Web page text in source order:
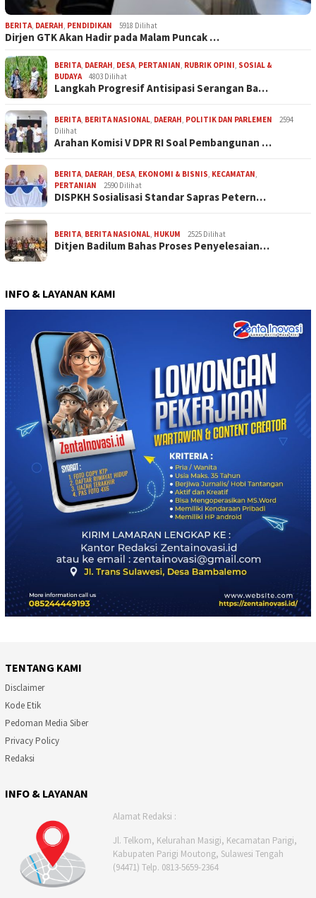
BERITA DAERAH PENDIDIKAN 5918 Dilihat
Dirjen GTK Akan Hadir pada Malam Puncak …
BERITA DAERAH DESA PERTANIAN RUBRIK OPINI SOSIAL &
BUDAYA
4803 Dilihat
Langkah Progresif Antisipasi Serangan Ba…
BERITA BERITA NASIONAL DAERAH POLITIK DAN PARLEMEN
2594
Dilihat
Arahan Komisi V DPR RI Soal Pembangunan …
BERITA DAERAH DESA EKONOMI & BISNIS KECAMATAN
PERTANIAN
2590 Dilihat
DISPKH Sosialisasi Standar Sapras Petern…
BERITA BERITA NASIONAL HUKUM 2525 Dilihat
Ditjen Badilum Bahas Proses Penyelesaian…
INFO & LAYANAN KAMI
TENTANG KAMI
Disclaimer
Kode Etik
Pedoman Media Siber
Privacy Policy
Redaksi
INFO & LAYANAN
Alamat Redaksi :
Jl. Telkom, Kelurahan Masigi, Kecamatan Parigi,
Kabupaten Parigi Moutong, Sulawesi Tengah
(94471) Telp. 0813-5659-2364